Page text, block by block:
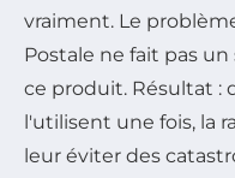
vraiment. Le
Postale ne fait pas
ce produit. Résultat :
l'utilisent une fois, la
leur éviter des